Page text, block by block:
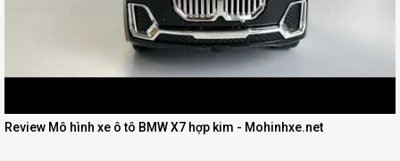
Review Mô hình xe ô tô BMW X7 hợp kim - Mohinhxe.net